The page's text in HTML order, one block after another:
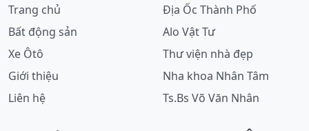
Trang chủ
Bất động sản
Xe Ôtô
Giới thiệu
Liên hệ
Địa Ốc Thành Phố
Alo Vật Tư
Thư viện nhà đẹp
Nha khoa Nhân Tâm
Ts.Bs Võ Văn Nhân